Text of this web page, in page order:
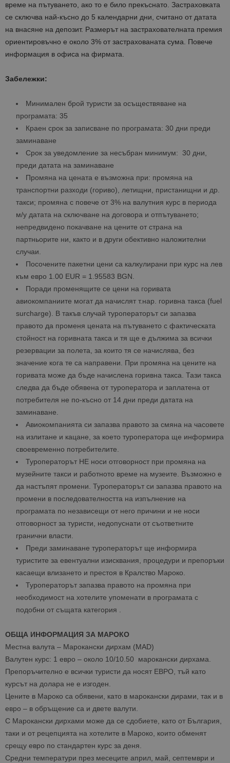
време на пътуването, ако то е било прекъснато. Застраховката
се сключва най-късно до 5 календарни дни, считано от датата
на внасяне на депозит. Размерът на застрахователната премия
ориентировъчно е около 3% от застрахованата сума. Повече
информация в офиса на фирмата.
Забележки:
Минимален брой туристи за осъществяване на
програмата: 35
Краен срок за записване по програмата: 30 дни преди
заминаване
Срок за уведомление за несъбран минимум: 30 дни,
преди датата на заминаване
Промяна на цената е възможна при: промяна на
транспортни разходи (гориво), летищни, пристанищни и др.
такси; промяна с повече от 3% на валутния курс в периода
м/у датата на сключване на договора и отпътуването;
непредвидено покачване на цените от страна на
партньорите ни, както и в други обективно наложителни
случаи.
Посочените пакетни цени са калкулирани при курс на лев
към евро 1.00 EUR = 1.95583 BGN.
Поради променящите се цени на горивата
авиокомпаниите могат да начислят т.нар. горивна такса (fuel
surcharge). В такъв случай туроператорът си запазва
правото да променя цената на пътуването с фактическата
стойност на горивната такса и тя ще е дължима за всички
резервации за полета, за които тя се начислява, без
значение кога те са направени. При промяна на цените на
горивата може да бъде начислена горивна такса. Тази такса
следва да бъде обявена от туроператора и заплатена от
потребителя не по-късно от 14 дни преди датата на
заминаване.
Авиокомпанията си запазва правото за смяна на часовете
на излитане и кацане, за което туроператора ще информира
своевременно потребителите.
Туроператорът НЕ носи отговорност при промяна на
музейните такси и работното време на музеите. Възможно е
да настъпят промени. Туроператорът си запазва правото на
промени в последователността на изпълнение на
програмата по независещи от него причини и не носи
отговорност за туристи, недопуснати от съответните
гранични власти.
Преди заминаване туроператорът ще информира
туристите за евентуални изисквания, процедури и препоръки
касаещи влизането и престоя в Кралство Мароко.
Туроператорът запазва правото на промяна при
необходимост на хотелите упоменати в програмата с
подобни от същата категория .
ОБЩА ИНФОРМАЦИЯ ЗА МАРОКО
Местна валута – Марокански дирхам (MAD)
Валутен курс: 1 евро – около 10/10.50 марокански дирхама.
Препоръчително е всички туристи да носят ЕВРО, тъй като
курсът на долара не е изгоден.
Цените в Мароко са обявени, като в марокански дирами, так и в
евро – в обръщение са и двете валути.
С Марокански дирхами може да се сдобиете, като от България,
таки и от рецепцията на хотелите в Мароко, които обменят
срещу евро по стандартен курс за деня.
Средни температури през месеците април, май, септември и